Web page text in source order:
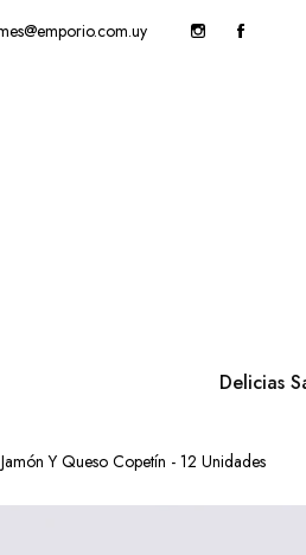
Delicias
Y Queso Copetín - 12 Unidades